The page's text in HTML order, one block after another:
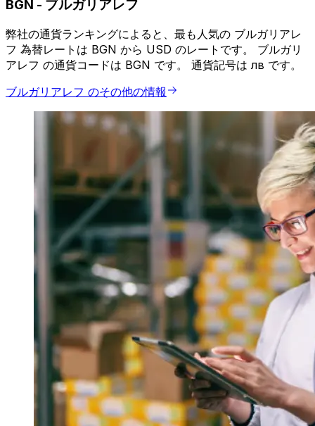
BGN - ブルガリアレフ
弊社の通貨ランキングによると、最も人気の ブルガリアレ
フ 為替レートは BGN から USD のレートです。 ブルガリ
アレフ の通貨コードは BGN です。 通貨記号は лв です。
ブルガリアレフ のその他の情報